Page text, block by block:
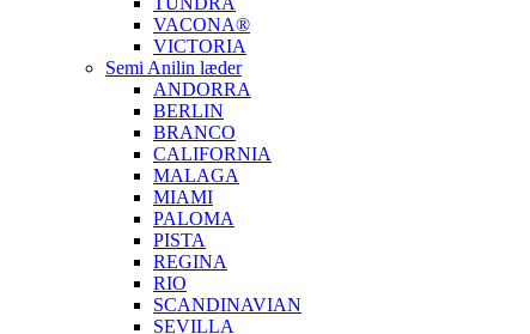
VACONA®
VICTORIA
Semi Anilin læder
ANDORRA
BERLIN
BRANCO
CALIFORNIA
MALAGA
MIAMI
PALOMA
PISTA
REGINA
RIO
SCANDINAVIAN
SEVILLA